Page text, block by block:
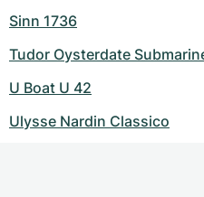
Sinn 1736
Tudor Oysterdate
U Boat U 42
Ulysse Nardin Classico